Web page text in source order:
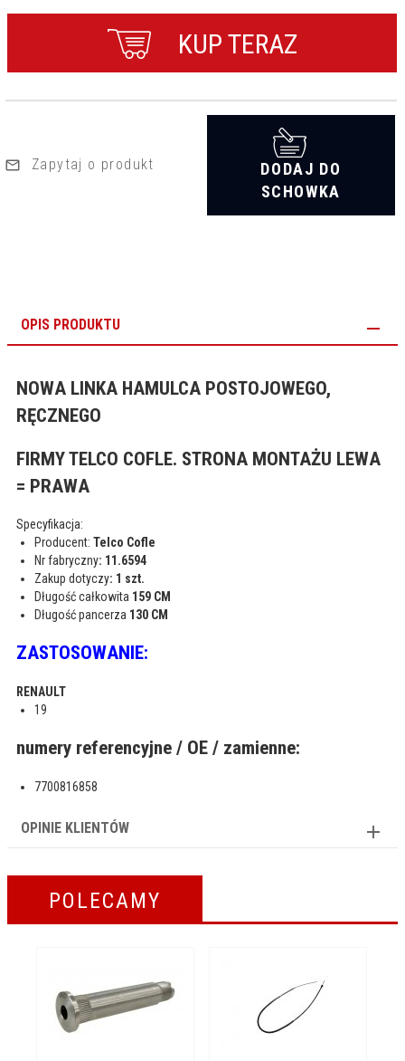
KUP TERAZ
Zapytaj o produkt
DODAJ DO
SCHOWKA
OPIS PRODUKTU
NOWA LINKA HAMULCA POSTOJOWEGO,
RĘCZNEGO
FIRMY TELCO COFLE. STRONA MONTAŻU LEWA
= PRAWA
Specyfikacja:
Producent: Telco Cofle
Nr fabryczny: 11.6594
Zakup dotyczy: 1 szt.
Długość całkowita 159 CM
Długość pancerza 130 CM
ZASTOSOWANIE:
RENAULT
19
numery referencyjne / OE / zamienne:
7700816858
OPINIE KLIENTÓW
POLECAMY